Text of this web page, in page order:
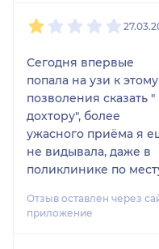
Сегодня впервые
попала на узи к
позволения сказать "
дохтору", более
ужасного приёма я
не видывала, даже в
поликлинике по
Отзыв оставлен через
приложение